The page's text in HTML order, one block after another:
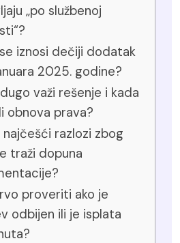
„po službenoj
iznosi dečiji dodatak
2025. godine?
važi rešenje i kada
obnova prava?
najčešći razlozi zbog
traži dopuna
proveriti ako je
odbijen ili je isplata